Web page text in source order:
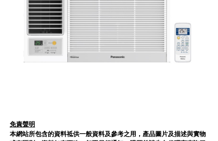
免責聲明
本網站所包含的資料祗供一般資料及參考之用，產品圖片及描述與實物